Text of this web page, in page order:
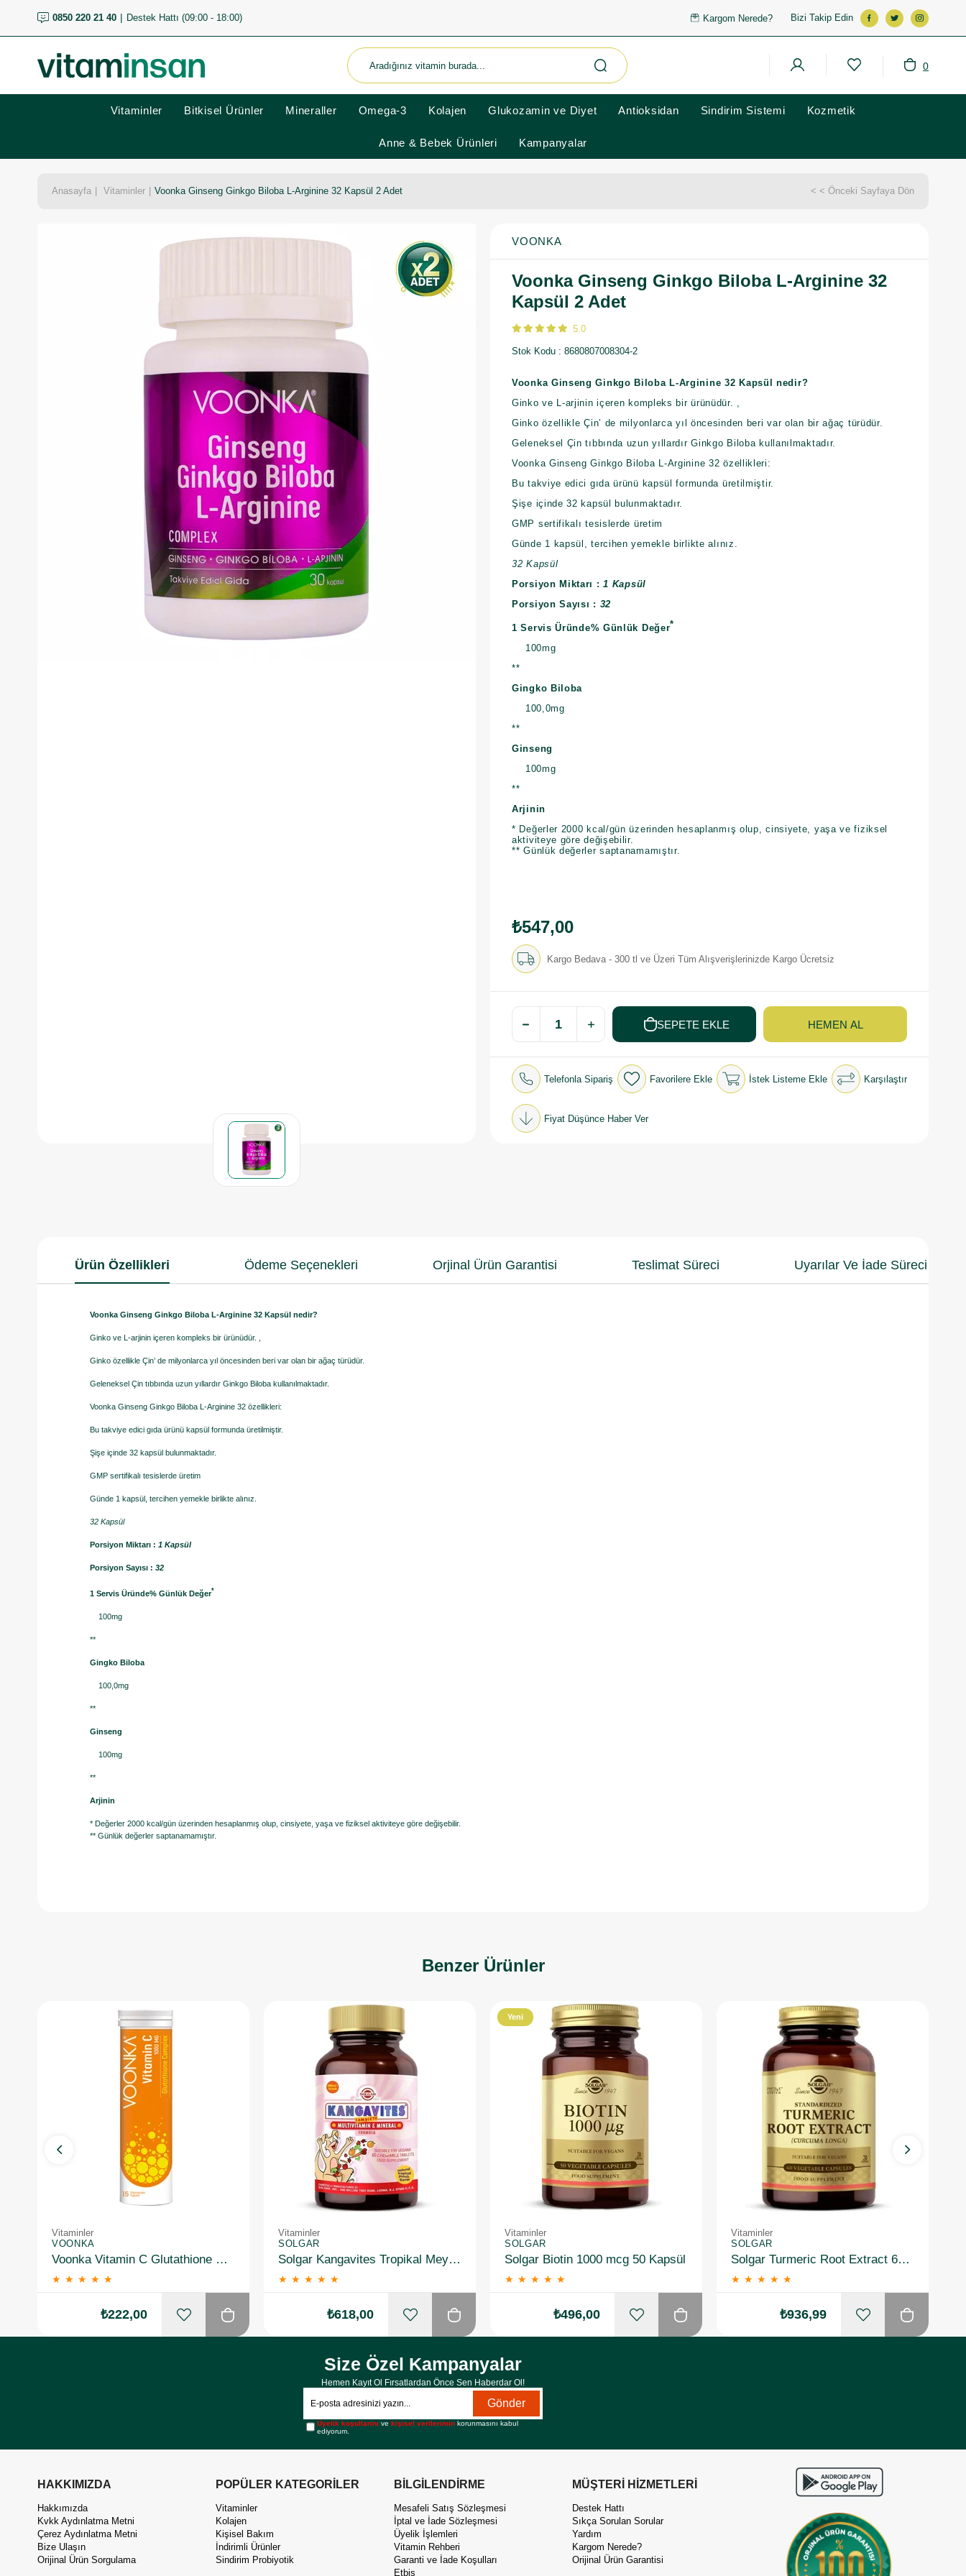
0850 220 21 40 Destek Hattı (09:00 - 18:00) Kargom Nerede? Bizi Takip Edin
0
Vitaminler Bitkisel Ürünler Mineraller Omega-3 Kolajen Glukozamin ve Diyet Antioksidan Sindirim Sistemi Kozmetik
Anne & Bebek Ürünleri Kampanyalar
Anasayfa Vitaminler Voonka Ginseng Ginkgo Biloba L-Arginine 32 Kapsül 2 Adet < < Önceki Sayfaya Dön
VOONKA
Voonka Ginseng Ginkgo Biloba L-Arginine 32
Kapsül 2 Adet
5.0
Stok Kodu 8680807008304-2
Voonka Ginseng Ginkgo Biloba L-Arginine 32 Kapsül nedir?
Ginko ve L-arjinin içeren kompleks bir ürünüdür. ,
Ginko özellikle Çin’ de milyonlarca yıl öncesinden beri var olan bir ağaç türüdür.
Geleneksel Çin tıbbında uzun yıllardır Ginkgo Biloba kullanılmaktadır.
Voonka Ginseng Ginkgo Biloba L-Arginine 32 özellikleri:
Bu takviye edici gıda ürünü kapsül formunda üretilmiştir.
Şişe içinde 32 kapsül bulunmaktadır.
GMP sertifikalı tesislerde üretim
Günde 1 kapsül, tercihen yemekle birlikte alınız.
32 Kapsül
Porsiyon Miktarı :1 Kapsül
Porsiyon Sayısı : 32
1 Servis Üründe% Günlük Değer*
100mg
**
Gingko Biloba
100,0mg
**
Ginseng
100mg
**
Arjinin
* Değerler 2000 kcal/gün üzerinden hesaplanmış olup, cinsiyete, yaşa ve fiziksel
aktiviteye göre değişebilir.
** Günlük değerler saptanamamıştır.
₺547,00
Kargo Bedava - 300 tl ve Üzeri Tüm Alışverişlerinizde Kargo Ücretsiz
Telefonla Sipariş Favorilere Ekle İstek Listeme Ekle Karşılaştır
Fiyat Düşünce Haber Ver
Ürün Özellikleri Ödeme Seçenekleri Orjinal Ürün Garantisi Teslimat Süreci Uyarılar Ve İade Süreci
Voonka Ginseng Ginkgo Biloba L-Arginine 32 Kapsül nedir?
Ginko ve L-arjinin içeren kompleks bir ürünüdür. ,
Ginko özellikle Çin’ de milyonlarca yıl öncesinden beri var olan bir ağaç türüdür.
Geleneksel Çin tıbbında uzun yıllardır Ginkgo Biloba kullanılmaktadır.
Voonka Ginseng Ginkgo Biloba L-Arginine 32 özellikleri:
Bu takviye edici gıda ürünü kapsül formunda üretilmiştir.
Şişe içinde 32 kapsül bulunmaktadır.
GMP sertifikalı tesislerde üretim
Günde 1 kapsül, tercihen yemekle birlikte alınız.
32 Kapsül
Porsiyon Miktarı : 1 Kapsül
Porsiyon Sayısı : 32
1 Servis Üründe% Günlük Değer*
100mg
**
Gingko Biloba
100,0mg
**
Ginseng
100mg
**
Arjinin
* Değerler 2000 kcal/gün üzerinden hesaplanmış olup, cinsiyete, yaşa ve fiziksel aktiviteye göre değişebilir.
** Günlük değerler saptanamamıştır.
Benzer Ürünler
Vitaminler
VOONKA
Voonka Vitamin C Glutathione Complex Efervesan 15 Tablet
★ ★ ★ ★ ★
₺222,00
Vitaminler
SOLGAR
Solgar Kangavites Tropikal Meyve Aromalı 60 Tablet
★ ★ ★ ★ ★
₺618,00
Vitaminler
SOLGAR
Solgar Biotin 1000 mcg 50 Kapsül
★ ★ ★ ★ ★
Yeni
₺496,00
Vitaminler
SOLGAR
Solgar Turmeric Root Extract 60 Kapsül
★ ★ ★ ★ ★
₺936,99
Size Özel Kampanyalar
Hemen Kayıt Ol Fırsatlardan Önce Sen Haberdar Ol!
Gönder
Üyelik koşullarını vekişisel verilerimin korunmasını kabul
ediyorum.
HAKKIMIZDA
Hakkımızda
Kvkk Aydınlatma Metni
Çerez Aydınlatma Metni
Bize Ulaşın
Orijinal Ürün Sorgulama
POPÜLER KATEGORİLER
Vitaminler
Kolajen
Kişisel Bakım
İndirimli Ürünler
Sindirim Probiyotik
BİLGİLENDİRME
Mesafeli Satış Sözleşmesi
İptal ve İade Sözleşmesi
Üyelik İşlemleri
Vitamin Rehberi
Garanti ve İade Koşulları
Etbis
MÜŞTERİ HİZMETLERİ
Destek Hattı
Sıkça Sorulan Sorular
Yardım
Kargom Nerede?
Orijinal Ürün Garantisi